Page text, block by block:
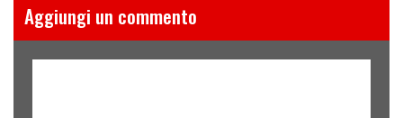
Aggiungi un commento